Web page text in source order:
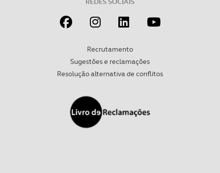
Recrutamento
Sugestões e reclamações
Resolução alternativa de conflitos